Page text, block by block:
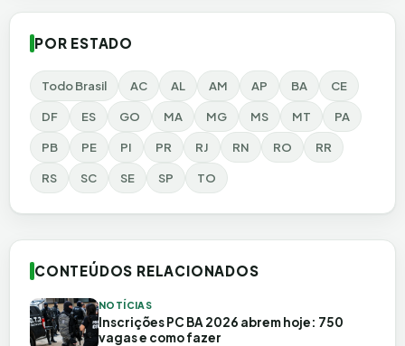
POR ESTADO
Todo Brasil AC AL AM AP BA CE
DF ES GO MA MG MS MT PA
PB PE PI PR RJ RN RO RR
RS SC SE SP TO
CONTEÚDOS RELACIONADOS
NOTÍCIAS
Inscrições PC BA 2026 abrem hoje: 750
vagas e como fazer